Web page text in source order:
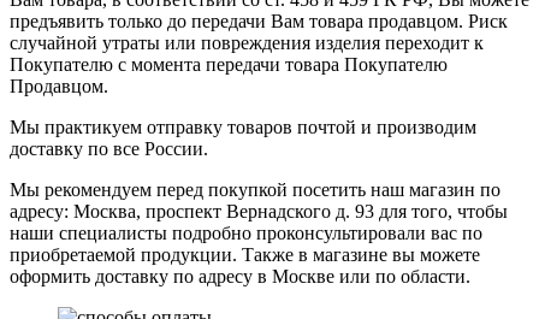
предъявить только до передачи Вам товара продавцом. Риск
случайной утраты или повреждения изделия переходит к
Покупателю с момента передачи товара Покупателю
Продавцом.
Мы практикуем отправку товаров почтой и производим
доставку по все России.
Мы рекомендуем перед покупкой посетить наш магазин по
адресу: Москва, проспект Вернадского д. 93 для того, чтобы
наши специалисты подробно проконсультировали вас по
приобретаемой продукции. Также в магазине вы можете
оформить доставку по адресу в Москве или по области.